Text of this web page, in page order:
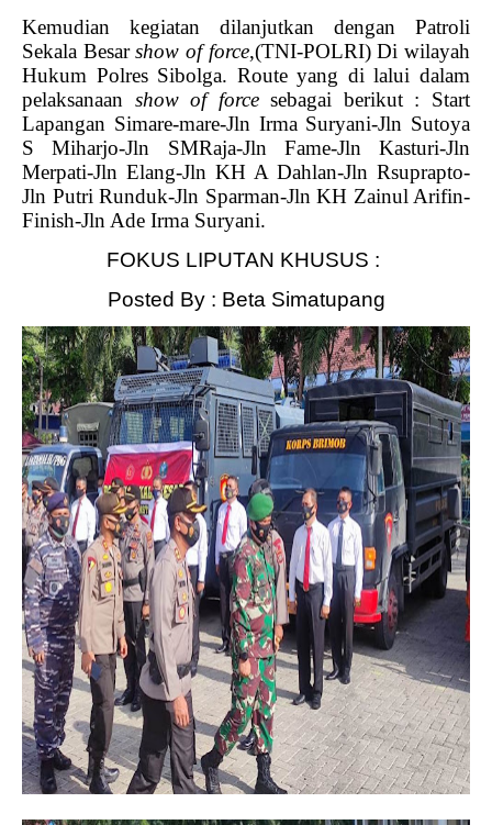
Kemudian kegiatan dilanjutkan dengan Patroli
Sekala Besarshow of force,(TNI-POLRI) Di wilayah
Hukum Polres Sibolga. Route yang di lalui dalam
pelaksanaan show of forcesebagai berikut : Start
Lapangan Simare-mare-Jln Irma Suryani-Jln Sutoya
S Miharjo-Jln SMRaja-Jln Fame-Jln Kasturi-Jln
Merpati-Jln Elang-Jln KH A Dahlan-Jln Rsuprapto-
Jln Putri Runduk-Jln Sparman-Jln KH Zainul Arifin-
Finish-Jln Ade Irma Suryani.
FOKUS LIPUTAN KHUSUS :
Posted By : Beta Simatupang